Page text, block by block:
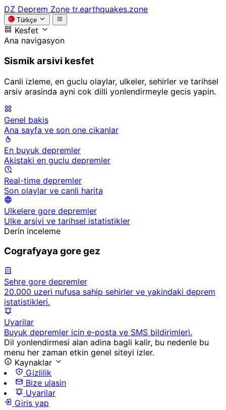
DZ Deprem Zone tr.earthquakes.zone
Türkçe
Kesfet
Ana navigasyon
Sismik arsivi kesfet
Canli izleme, en guclu olaylar, ulkeler, sehirler ve tarihsel
arsiv arasinda ayni cok dilli yonlendirmeyle gecis yapin.
Genel bakis
Ana sayfa ve son one cikanlar
En buyuk depremler
Akistaki en guclu depremler
Real-time depremler
Son olaylar ve canli harita
Ulkelere gore depremler
Ulke arsivi ve tarihsel istatistikler
Derin inceleme
Cografyaya gore gez
Sehre gore depremler
20.000 uzeri nufusa sahip sehirler ve yakindaki deprem
istatistikleri.
Uyarilar
Buyuk depremler icin e-posta ve SMS bildirimleri.
Dil yonlendirmesi alan adina bagli kalir, bu nedenle bu
menu her zaman etkin genel siteyi izler.
Kaynaklar
Gizlilik
Bize ulasin
Uyarilar
Giris yap